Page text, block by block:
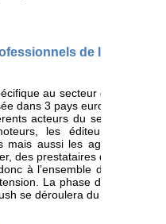
de l’immobilier
au secteur de
dans 3 pays européens : la
acteurs du secteur tels
les éditeurs de
mais aussi les agents
des prestataires de services
à l’ensemble de la
La phase de sunrise
se déroulera du 31 juillet au